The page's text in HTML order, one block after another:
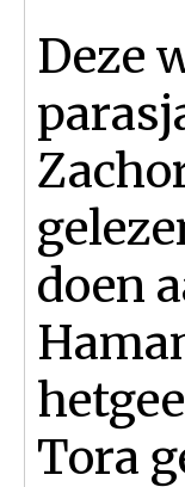
Deze
doen
Tora